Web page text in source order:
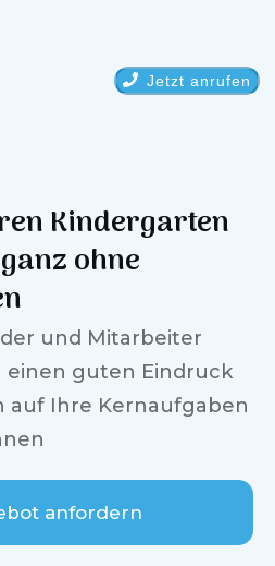
Jetzt anrufen
Kindergarten
ohne
und Mitarbeiter
guten Eindruck
auf Ihre Kernaufgaben
anfordern